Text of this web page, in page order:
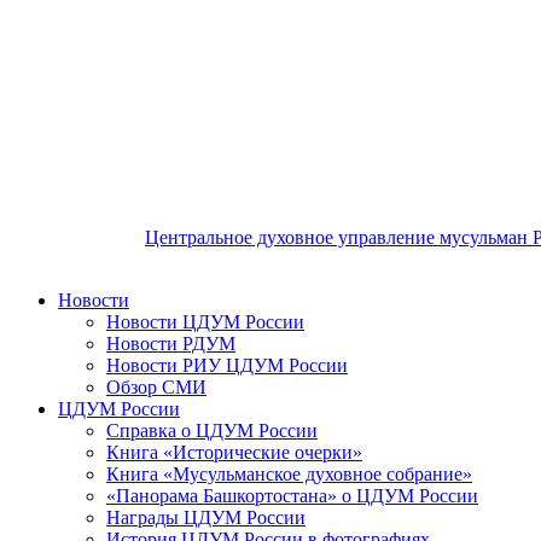
Центральное духовное управление мусульман
Новости
Новости ЦДУМ России
Новости РДУМ
Новости РИУ ЦДУМ России
Обзор СМИ
ЦДУМ России
Справка о ЦДУМ России
Книга «Исторические очерки»
Книга «Мусульманское духовное собрание»
«Панорама Башкортостана» о ЦДУМ России
Награды ЦДУМ России